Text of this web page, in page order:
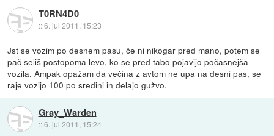
T0RN4D0
::6. jul 2011, 15:23
Jst se vozim po desnem pasu, če ni nikogar pred mano, potem se
pač seliš postopoma levo, ko se pred tabo pojavijo počasnejša
vozila. Ampak opažam da večina z avtom ne upa na desni pas, se
raje vozijo 100 po sredini in delajo gužvo.
Gray_Warden
::6. jul 2011, 15:24